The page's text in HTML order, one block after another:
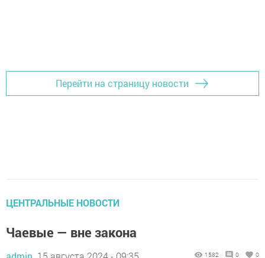
Перейти на страницу новости
ЦЕНТРАЛЬНЫЕ НОВОСТИ
Чаевые — вне закона
1582 0 0